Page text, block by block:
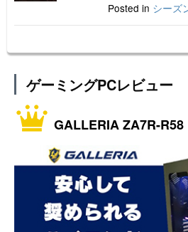
Posted in シーズ
ゲーミングPCレビュー
GALLERIA ZA7R-R58